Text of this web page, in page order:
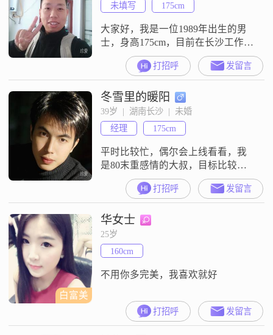
喜欢追剧上来比较少，欢迎留言或
者有时间约语音，加快了解～（超
生
未填写
175cm
大家好，我是一位1989年出生的男
士，身高175cm，目前在长沙工作。
我的月收入在20001到50000元之
间，拥有大学本科学历。我性格乐
观积极，对待生活和工作都保持成
熟稳重的态度。我相信活在当下的
重要性，总是以真诚可靠的态度面
对每一个人。在生活中，我有一些
特别的兴趣爱好。我喜欢美食探
店，探索各种美味的食物；我也喜
欢自
打招呼 发留言
冬雪里的暖阳
39岁  |  湖南长沙  |  未婚
经理
175cm
平时比较忙，偶尔会上线看看，我
是80末重感情的大叔，目标比较清
晰，内心已经有答案要找什么样的
人，如果有幸遇到我会及时开通聊
天功能，也会留意经常浏览我主页
的人，大家都希望这辈子能拥有爱
情，我也不例外，所以我也希望对
方也是重感情明事理的女人，而不
是以自我为中心的人。虽然有点带
奢望，还是希望有幸可以遇到你。
打招呼 发留言
白富美
华女士
25岁
160cm
不用你多完美，我喜欢就好
打招呼 发留言